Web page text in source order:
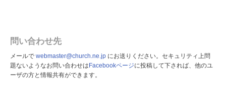
問い合わせ先
メールで webmaster@church.ne.jpにお送りください。セキュリティ上問
題ないようなお問い合わせは Facebookページに投稿して下されば、他のユ
ーザの方と情報共有ができます。